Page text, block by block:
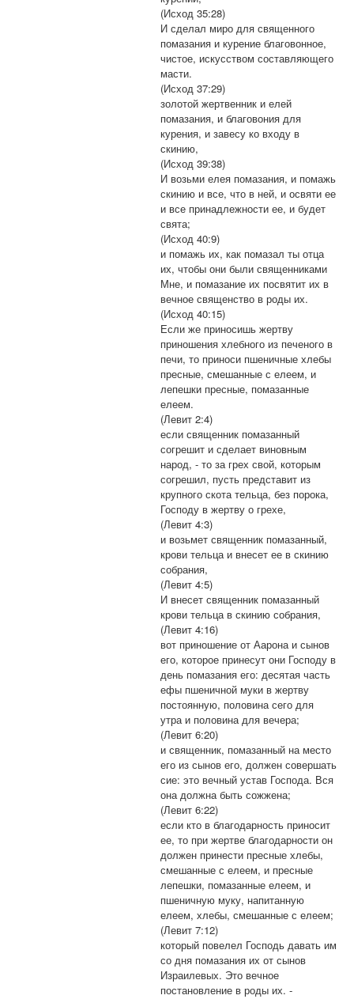
(Исход 35:28)
И сделал миро для священного
помазания и курение благовонное,
чистое, искусством составляющего
масти.
(Исход 37:29)
золотой жертвенник и елей
помазания, и благовония для
курения, и завесу ко входу в
скинию,
(Исход 39:38)
И возьми елея помазания, и помажь
скинию и все, что в ней, и освяти ее
и все принадлежности ее, и будет
свята;
(Исход 40:9)
и помажь их, как помазал ты отца
их, чтобы они были священниками
Мне, и помазание их посвятит их в
вечное священство в роды их.
(Исход 40:15)
Если же приносишь жертву
приношения хлебного из печеного в
печи, то приноси пшеничные хлебы
пресные, смешанные с елеем, и
лепешки пресные, помазанные
елеем.
(Левит 2:4)
если священник помазанный
согрешит и сделает виновным
народ, - то за грех свой, которым
согрешил, пусть представит из
крупного скота тельца, без порока,
Господу в жертву о грехе,
(Левит 4:3)
и возьмет священник помазанный,
крови тельца и внесет ее в скинию
собрания,
(Левит 4:5)
И внесет священник помазанный
крови тельца в скинию собрания,
(Левит 4:16)
вот приношение от Аарона и сынов
его, которое принесут они Господу в
день помазания его: десятая часть
ефы пшеничной муки в жертву
постоянную, половина сего для
утра и половина для вечера;
(Левит 6:20)
и священник, помазанный на место
его из сынов его, должен совершать
сие: это вечный устав Господа. Вся
она должна быть сожжена;
(Левит 6:22)
если кто в благодарность приносит
ее, то при жертве благодарности он
должен принести пресные хлебы,
смешанные с елеем, и пресные
лепешки, помазанные елеем, и
пшеничную муку, напитанную
елеем, хлебы, смешанные с елеем;
(Левит 7:12)
который повелел Господь давать им
со дня помазания их от сынов
Израилевых. Это вечное
постановление в роды их. -